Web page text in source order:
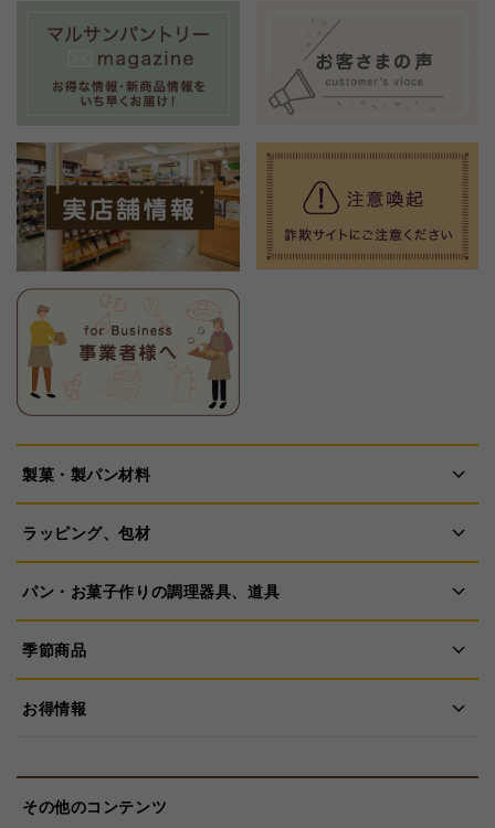
製菓・製パン材料
ラッピング、包材
パン・お菓子作りの調理器具、道具
季節商品
お得情報
その他のコンテンツ